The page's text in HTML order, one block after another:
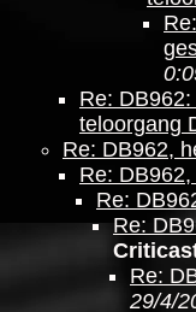
Re:
teloorgang
Re: DB962,
Re:
Re:
Re:
Re:
29/4/